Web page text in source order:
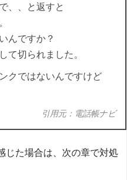
、、と返すと
んですか？
て切られました。
クではないんですけど
引用元：電話帳ナビ
じた場合は、次の章で対処